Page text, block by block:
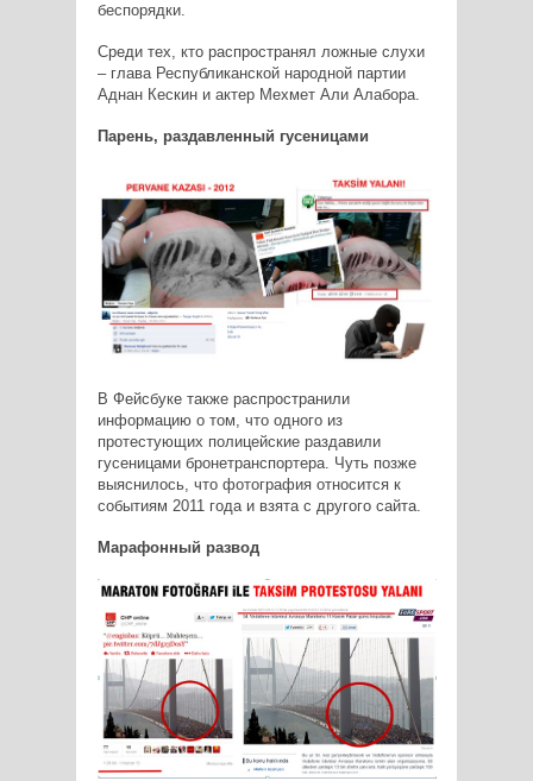
беспорядки.
Среди тех, кто распространял ложные слухи
– глава Республиканской народной партии
Аднан Кескин и актер Мехмет Али Алабора.
Парень, раздавленный гусеницами
В Фейсбуке также распространили
информацию о том, что одного из
протестующих полицейские раздавили
гусеницами бронетранспортера. Чуть позже
выяснилось, что фотография относится к
событиям 2011 года и взята с другого сайта.
Марафонный развод